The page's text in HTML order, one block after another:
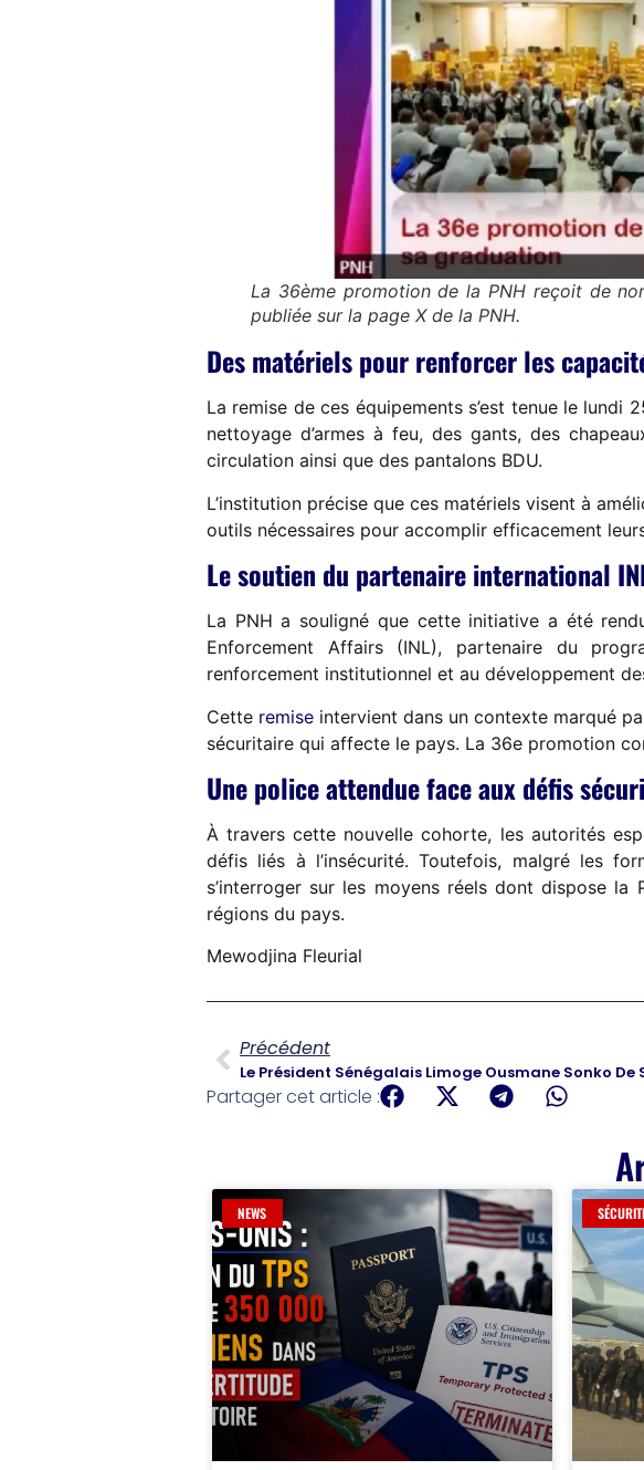
La 36ème promotion de la PNH reçoit de
publiée sur la page X de la PNH.
Des matériels pour renforcer les
La remise de ces équipements s’est tenue le
nettoyage d’armes à feu, des gants, des
circulation ainsi que des pantalons BDU.
L’institution précise que ces matériels visent à
outils nécessaires pour accomplir efficacement
Le soutien du partenaire international
La PNH a souligné que cette initiative a été
Enforcement Affairs (INL), partenaire du
renforcement institutionnel et au développement
Cette remise intervient dans un contexte marqué
sécuritaire qui affecte le pays. La 36e promotion
Une police attendue face aux défis
À travers cette nouvelle cohorte, les autorités
défis liés à l’insécurité. Toutefois, malgré les
s’interroger sur les moyens réels dont dispose
régions du pays.
Mewodjina Fleurial
Précédent
Partager cet article :
NEWS